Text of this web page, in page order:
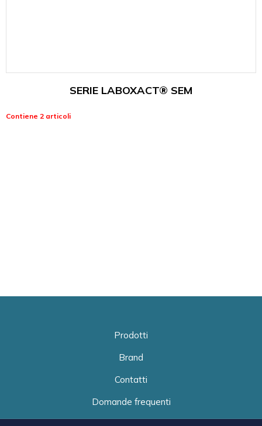
SERIE LABOXACT® SEM
Contiene 2 articoli
Prodotti
Brand
Contatti
Domande frequenti